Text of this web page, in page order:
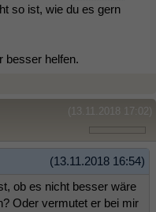
so ist, wie du es gern
besser helfen.
(13.11.2018 17:02)
(13.11.2018 16:54)
ob es nicht besser wäre
Oder vermutet er bei mir